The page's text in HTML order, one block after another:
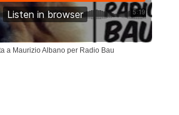
a Maurizio Albano per Radio Bau